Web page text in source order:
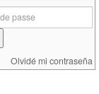
Olvidé mi contraseña